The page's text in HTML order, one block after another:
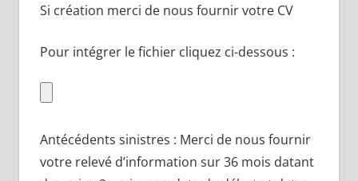
Si création merci de nous fournir votre CV
Pour intégrer le fichier cliquez ci-dessous :
Antécédents sinistres : Merci de nous fournir
votre relevé d’information sur 36 mois datant